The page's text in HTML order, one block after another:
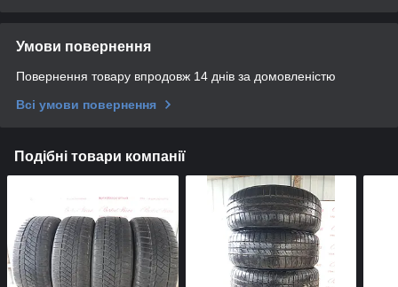
Умови повернення
Повернення товару впродовж 14 днів за домовленістю
Всі умови повернення
Подібні товари компанії